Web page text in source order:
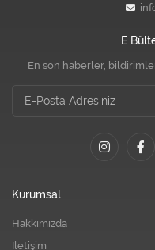
E
En son haberler,
Kurumsal
Hakkımızda
İletişim